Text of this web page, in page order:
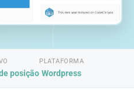
posição
PLATAFORMA
Wordpress